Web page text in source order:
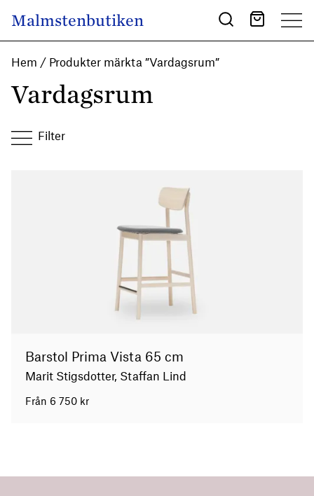
Main Navigation
Malmstenbutiken
Hem / Produkter märkta ”Vardagsrum”
Vardagsrum
Filter
Barstol Prima Vista 65 cm
Marit Stigsdotter, Staffan Lind
Från 6 750 kr